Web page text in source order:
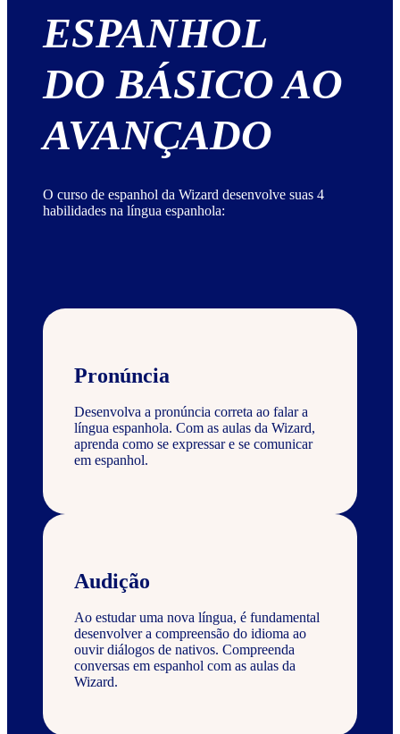
ESPANHOL
DO BÁSICO AO
AVANÇADO
O curso de espanhol da Wizard desenvolve suas 4
habilidades na língua espanhola:
Pronúncia
Desenvolva a pronúncia correta ao falar a
língua espanhola. Com as aulas da Wizard,
aprenda como se expressar e se comunicar
em espanhol.
Audição
Ao estudar uma nova língua, é fundamental
desenvolver a compreensão do idioma ao
ouvir diálogos de nativos. Compreenda
conversas em espanhol com as aulas da
Wizard.